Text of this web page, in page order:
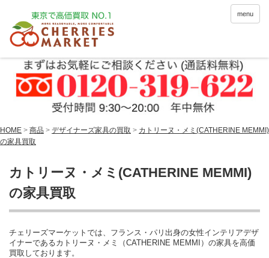
menu
HOME > 商品 > デザイナーズ家具の買取 > カトリーヌ・メミ(CATHERINE MEMMI)
の家具買取
カトリーヌ・メミ(CATHERINE MEMMI)
の家具買取
チェリーズマーケットでは、フランス・パリ出身の女性インテリアデザ
イナーであるカトリーヌ・メミ（CATHERINE MEMMI）の家具を高価
買取しております。